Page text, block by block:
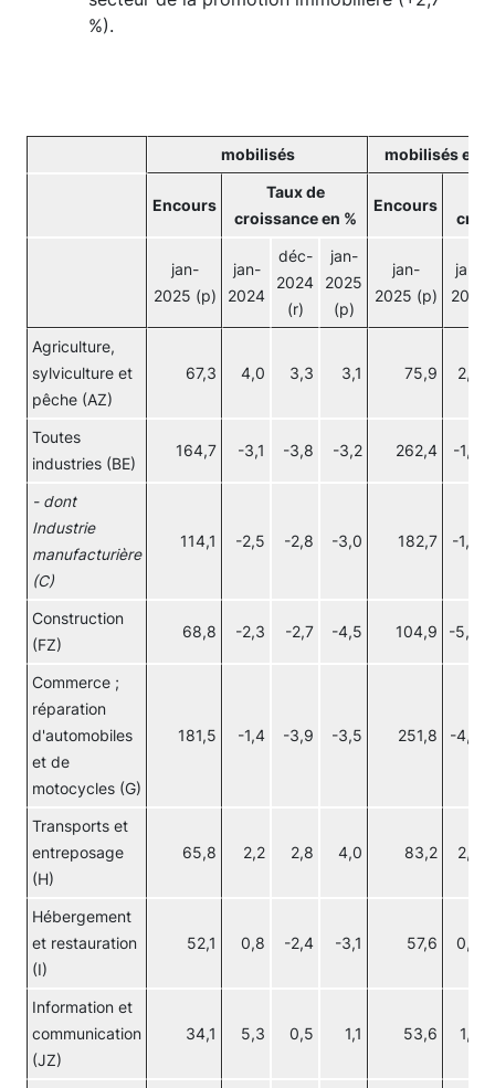
%).
mobilisés mobilisés et
Encours
Taux de
croissance en %
Encours
jan-
2025 (p)
jan-
2024
déc-
2024
(r)
jan-
2025
(p)
jan-
2025 (p)
jan-
2024
Agriculture,
sylviculture et
pêche (AZ)
67,3 4,0 3,3 3,1 75,9 2,20
Toutes
industries (BE)
164,7 -3,1 -3,8 -3,2 262,4 -1,70
- dont
Industrie
manufacturière
(C)
114,1 -2,5 -2,8 -3,0 182,7 -1,50
Construction
(FZ)
68,8 -2,3 -2,7 -4,5 104,9 -5,00
Commerce ;
réparation
d'automobiles
et de
motocycles (G)
181,5 -1,4 -3,9 -3,5 251,8 -4,20
Transports et
entreposage
(H)
65,8 2,2 2,8 4,0 83,2 2,20
Hébergement
et restauration
(I)
52,1 0,8 -2,4 -3,1 57,6 0,70
Information et
communication
(JZ)
34,1 5,3 0,5 1,1 53,6 1,70